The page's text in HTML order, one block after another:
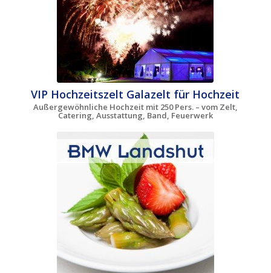
VIP Hochzeitszelt Galazelt für Hochzeit
Außergewöhnliche Hochzeit mit 250 Pers. – vom Zelt,
Catering, Ausstattung, Band, Feuerwerk